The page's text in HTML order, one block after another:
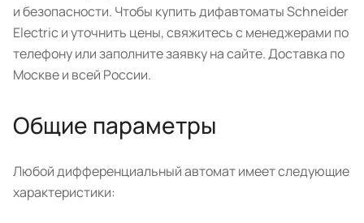
и безопасности. Чтобы купить дифавтоматы Schneider
Electric и уточнить цены, свяжитесь с менеджерами по
телефону или заполните заявку на сайте. Доставка по
Москве и всей России.
Общие параметры
Любой дифференциальный автомат имеет следующие
характеристики: